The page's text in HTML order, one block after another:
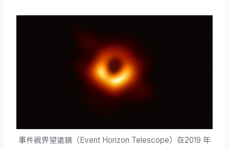
事件視界望遠鏡（Event Horizon Telescope）在2019 年